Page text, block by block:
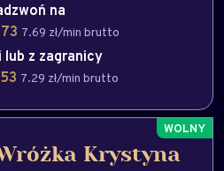
na
7.69 zł/min brutto
lub z zagranicy
7.29 zł/min brutto
Krystyna